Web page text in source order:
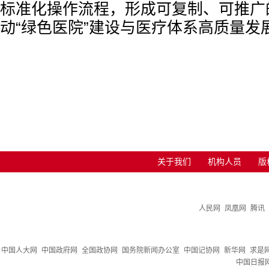
标准化操作流程，形成可复制、可推
动“绿色医院”建设与医疗体系高质量发
关于我们 机构人员 版
人民网 凤凰网 腾讯
中国人大网 中国政府网 全国政协网 国务院新闻办公室 中国记协网 新华网
求是
中国日报